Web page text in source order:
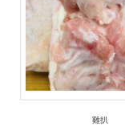
雞扒